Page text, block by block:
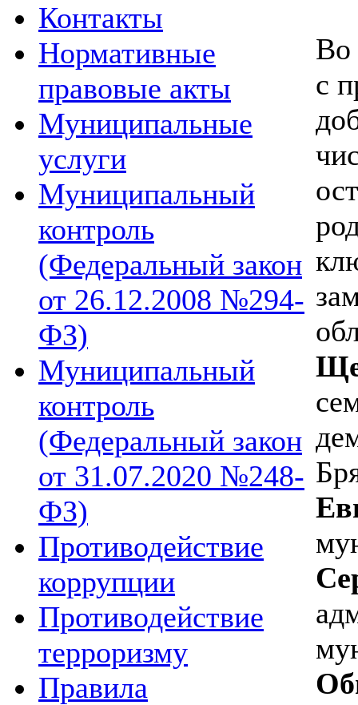
Контакты
Нормативные
правовые акты
Муниципальные
услуги
Муниципальный
контроль
(Федеральный закон
от 26.12.2008 №294-
ФЗ)
Муниципальный
контроль
(Федеральный закон
от 31.07.2020 №248-
ФЗ)
Противодействие
коррупции
Противодействие
терроризму
Правила
Во
с